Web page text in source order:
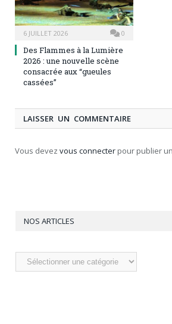
6 JUILLET 2026 0
Des Flammes à la Lumière
2026 : une nouvelle scène
consacrée aux “gueules
cassées”
LAISSER UN COMMENTAIRE
Vous devez vous connecter pour publier
NOS ARTICLES
Nos
articles